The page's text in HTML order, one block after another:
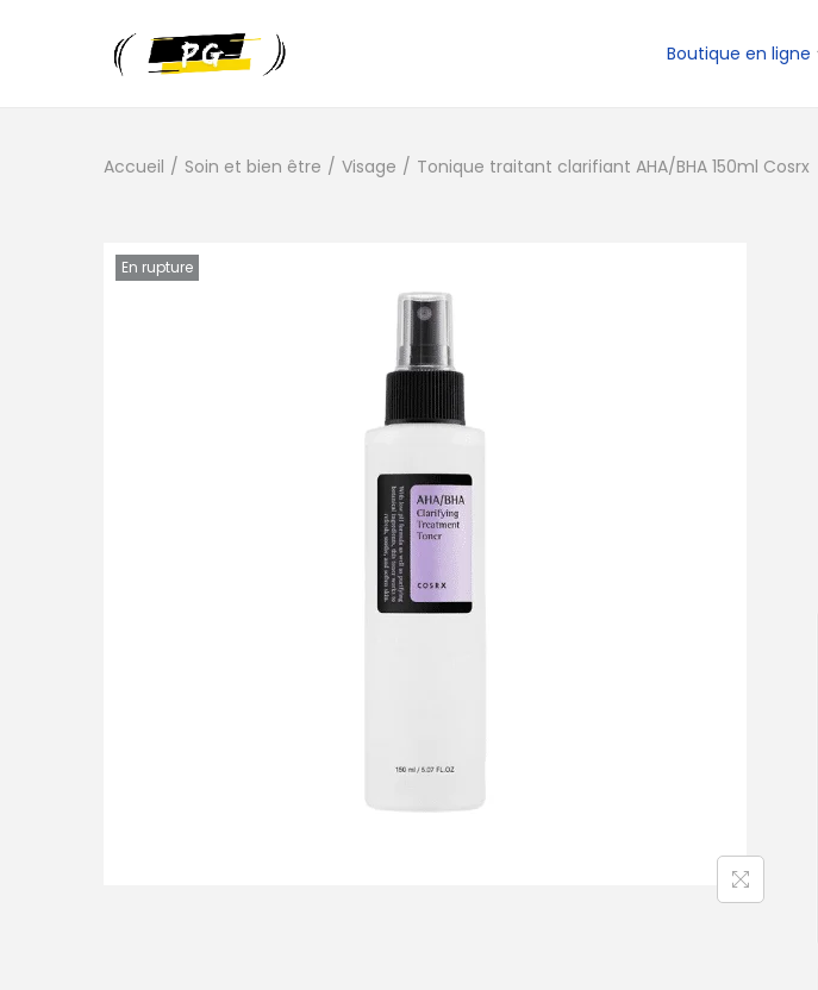
Boutique en ligne
Accueil / Soin et bien être / Visage / Tonique traitant clarifiant AHA/BHA 150ml Cosrx
En rupture